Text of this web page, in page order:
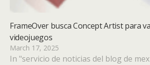
FrameOver busca Concept Artist para
videojuegos
March 17, 2025
In "servicio de noticias del blog de